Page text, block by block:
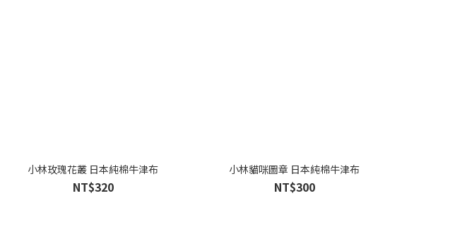
小林玫瑰花叢 日本純棉牛津布
NT$320
小林貓咪圖章 日本純棉牛津布
NT$300